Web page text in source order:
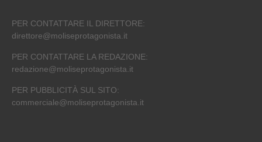
PER CONTATTARE IL DIRETTORE:
direttore@moliseprotagonista.it
PER CONTATTARE LA REDAZIONE:
redazione@moliseprotagonista.it
PER PUBBLICITÀ SUL SITO:
commerciale@moliseprotagonista.it